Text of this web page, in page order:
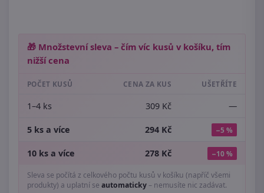
🎁 Množstevní sleva – čím víc kusů v košíku, tím
nižší cena
POČET KUSŮ CENA ZA KUS UŠETŘÍTE
1–4 ks 309 Kč —
5 ks a více 294 Kč −5 %
10 ks a více 278 Kč −10 %
Sleva se počítá z celkového počtu kusů v košíku (napříč všemi
produkty) a uplatní se automaticky– nemusíte nic zadávat.